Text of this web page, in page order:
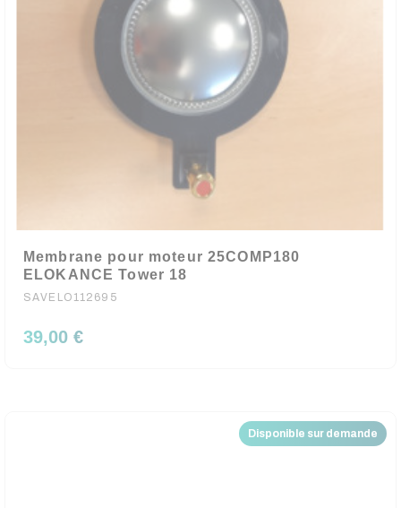
Membrane pour moteur 25COMP180
ELOKANCE Tower 18
SAVELO112695
39,00 €
Disponible sur demande